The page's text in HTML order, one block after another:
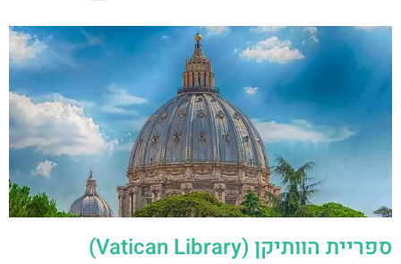
ספריית הוותיקן (Vatican Library)